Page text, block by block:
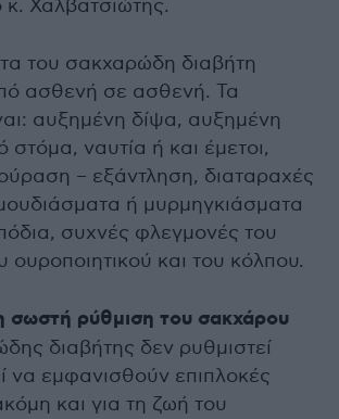
κ. Χαλβατσιώτης.
του σακχαρώδη διαβήτη
ασθενή σε ασθενή. Τα
αυξημένη δίψα, αυξημένη
στόμα, ναυτία ή και έμετοι,
– εξάντληση, διαταραχές
ή μυρμηγκιάσματα
συχνές φλεγμονές του
ουροποιητικού και του κόλπου.
σωστή ρύθμιση του σακχάρου
διαβήτης δεν ρυθμιστεί
να εμφανισθούν επιπλοκές
και για τη ζωή του